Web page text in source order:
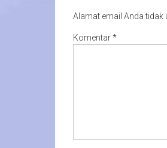
Alamat email Anda tidak
Komentar*